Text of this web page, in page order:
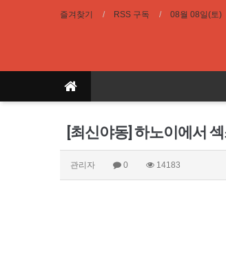
즐겨찾기 RSS 구독 08월 08일(토)
[최신야동] 하노이에서
관리자 0 14183